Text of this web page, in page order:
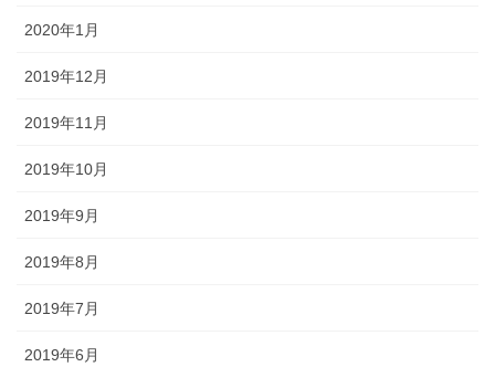
2020年1月
2019年12月
2019年11月
2019年10月
2019年9月
2019年8月
2019年7月
2019年6月